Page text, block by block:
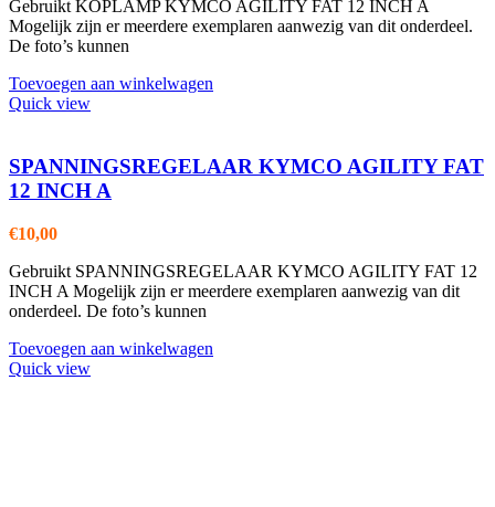
Gebruikt KOPLAMP KYMCO AGILITY FAT 12 INCH A
Mogelijk zijn er meerdere exemplaren aanwezig van dit onderdeel.
De foto’s kunnen
Toevoegen aan winkelwagen
Quick view
SPANNINGSREGELAAR KYMCO AGILITY FAT
12 INCH A
€10,00
Gebruikt SPANNINGSREGELAAR KYMCO AGILITY FAT 12
INCH A Mogelijk zijn er meerdere exemplaren aanwezig van dit
onderdeel. De foto’s kunnen
Toevoegen aan winkelwagen
Quick view